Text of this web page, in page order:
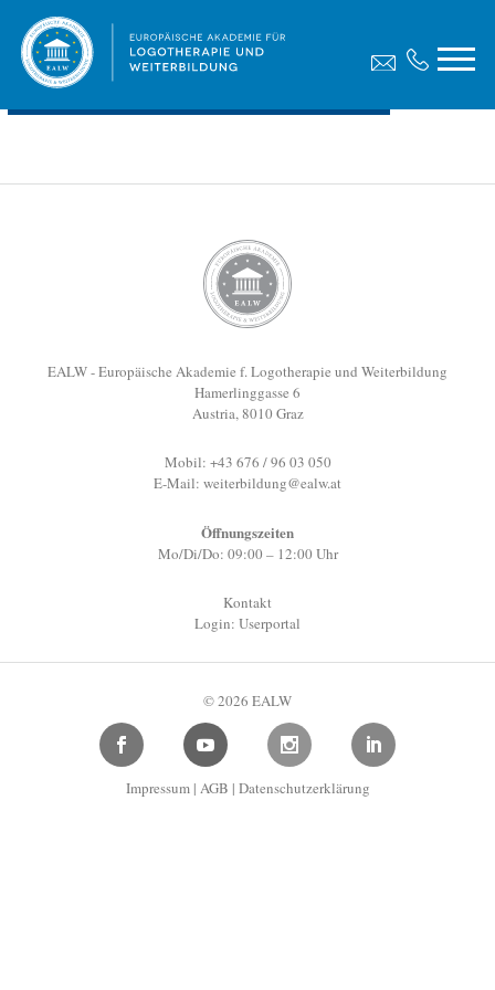
Diplomarbeit, Kokol Christa Carina
Dateigröße:264.21 KBDateiformat :
EALW - Europäische Akademie f. Logotherapie und Weiterbildung
Hamerlinggasse 6
Austria, 8010 Graz
Mobil: +43 676 / 96 03 050
E-Mail: weiterbildung@ealw.at
Öffnungszeiten
Mo/Di/Do: 09:00 – 12:00 Uhr
Kontakt
Login: Userportal
© 2026 EALW
Impressum| AGB | Datenschutzerklärung